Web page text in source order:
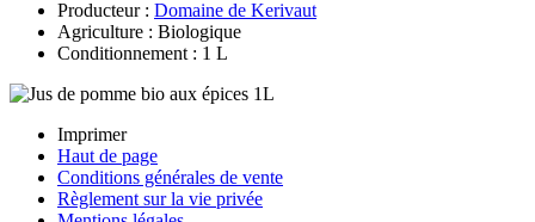
Producteur : Domaine de Kerivaut
Agriculture : Biologique
Conditionnement : 1 L
Imprimer
Haut de page
Conditions générales de vente
Règlement sur la vie privée